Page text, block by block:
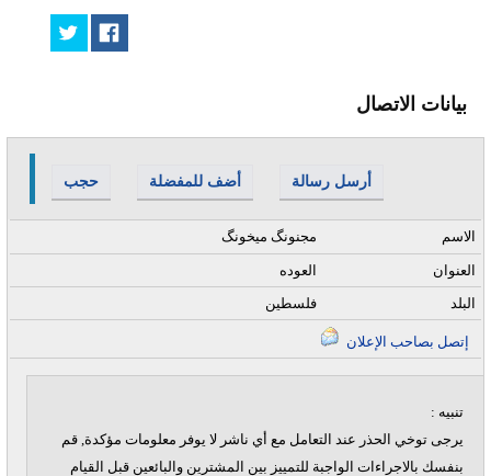
بيانات الاتصال
حجب أضف للمفضلة أرسل رسالة
مجنونگ ميخونگ الاسم
العوده
العنوان
فلسطين
البلد
تنبيه :
يرجى توخي الحذر عند التعامل مع أي ناشر لا يوفر معلومات مؤكدة, قم
بنفسك بالاجراءات الواجبة للتمييز بين المشترين والبائعين قبل القيام